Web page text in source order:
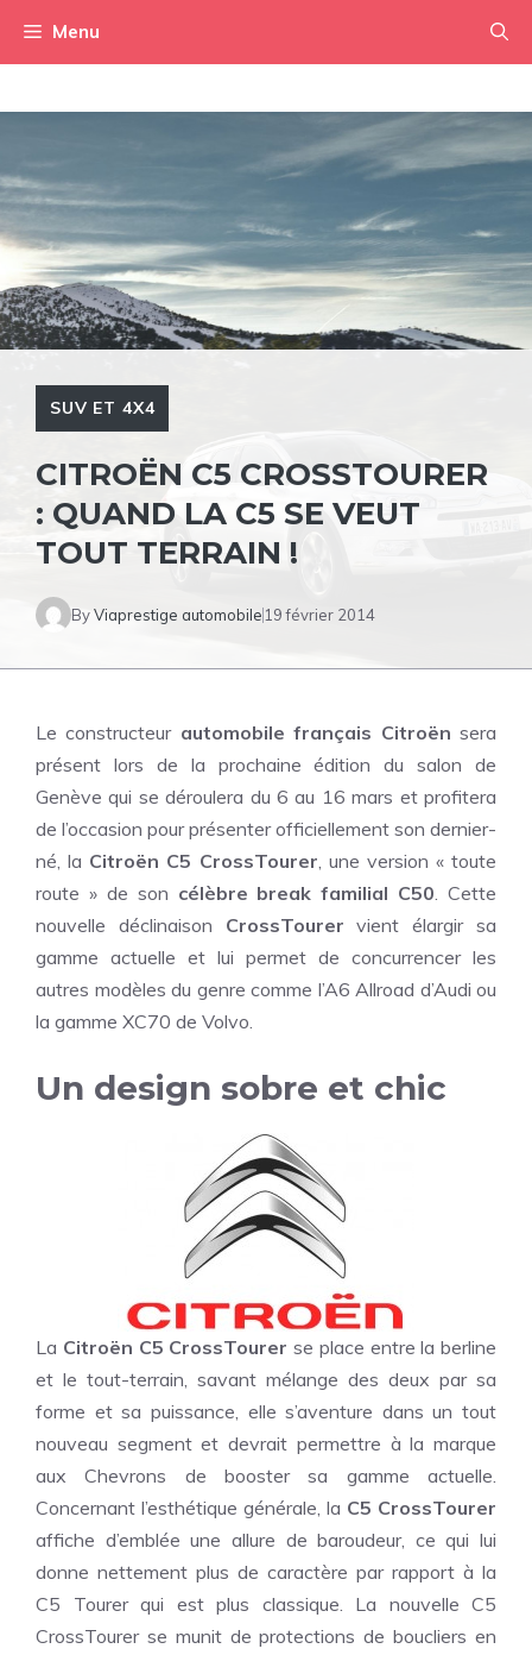
Menu
SUV ET 4X4
CITROËN C5 CROSSTOURER
: QUAND LA C5 SE VEUT
TOUT TERRAIN !
ByViaprestige automobile 19 février 2014
Le constructeur automobile français Citroën sera
présent lors de la prochaine édition du salon de
Genève qui se déroulera du 6 au 16 mars et profitera
de l’occasion pour présenter officiellement son dernier-
né, la Citroën C5 CrossTourer, une version « toute
route » de son célèbre break familial C50. Cette
nouvelle déclinaison CrossTourer vient élargir sa
gamme actuelle et lui permet de concurrencer les
autres modèles du genre comme l’A6 Allroad d’Audi ou
la gamme XC70 de Volvo.
Un design sobre et chic
La Citroën C5 CrossTourer se place entre la berline
et le tout-terrain, savant mélange des deux par sa
forme et sa puissance, elle s’aventure dans un tout
nouveau segment et devrait permettre à la marque
aux Chevrons de booster sa gamme actuelle.
Concernant l’esthétique générale, la C5 CrossTourer
affiche d’emblée une allure de baroudeur, ce qui lui
donne nettement plus de caractère par rapport à la
C5 Tourer qui est plus classique. La nouvelle C5
CrossTourer se munit de protections de boucliers en